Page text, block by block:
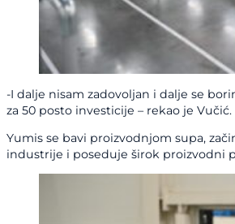
-I dalje nisam zadovoljan i dalje se
za 50 posto investicije – rekao je Vučić.
Yumis se bavi proizvodnjom supa,
industrije i poseduje širok proizvodni